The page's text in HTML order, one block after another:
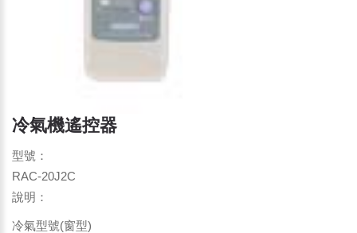
冷氣機遙控器
型號：
RAC-20J2C
說明：
冷氣型號(窗型)